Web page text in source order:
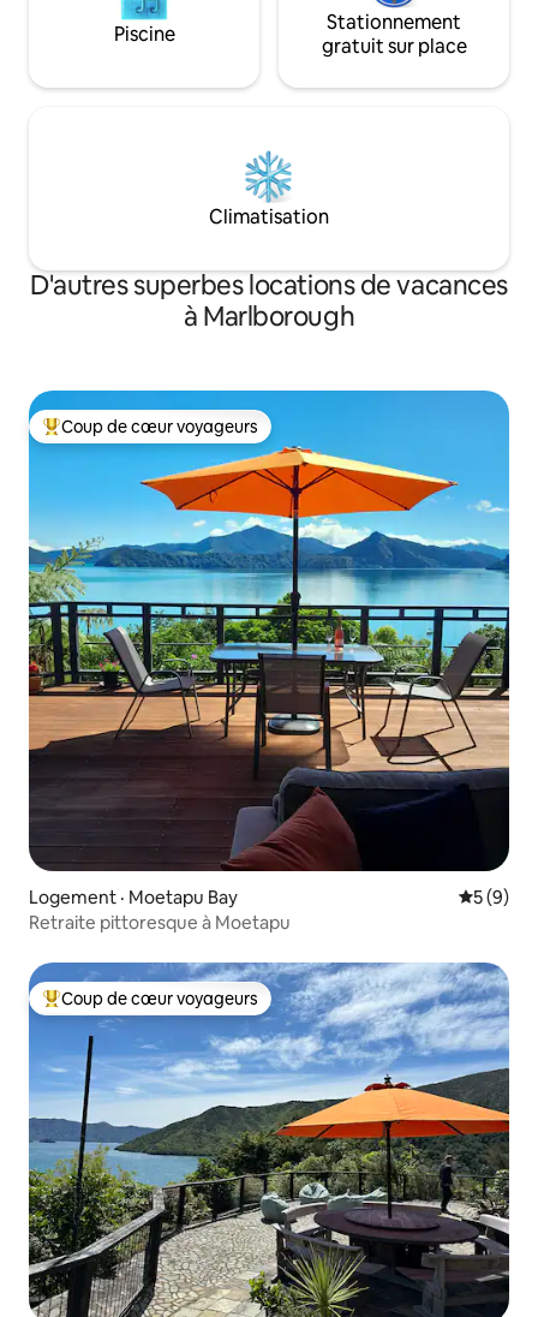
Piscine
Stationnement
gratuit sur place
Climatisation
D'autres superbes locations de vacances
à Marlborough
Coup de cœur voyageurs parmi les plus aimés
Coup de cœur voyageurs
Logement · Moetapu Bay Note
5 (9)
Retraite pittoresque à Moetapu
Coup de cœur voyageurs parmi les plus aimés
Coup de cœur voyageurs